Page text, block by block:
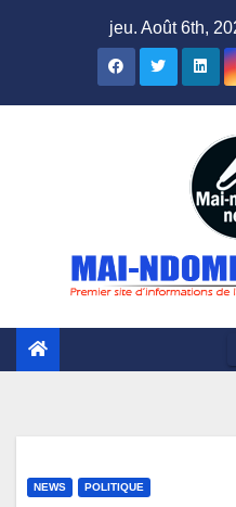
jeu. Août 6th,
NEWS POLITIQUE